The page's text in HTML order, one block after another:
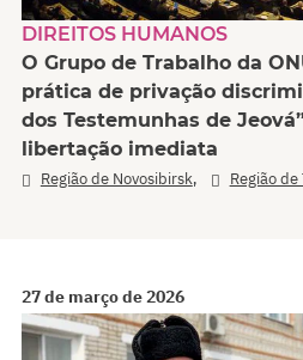
DIREITOS HUMANOS
O Grupo de Trabalho da
prática de privação
dos Testemunhas de
libertação imediata
Região de Novosibirsk, Região de
27 de março de 2026